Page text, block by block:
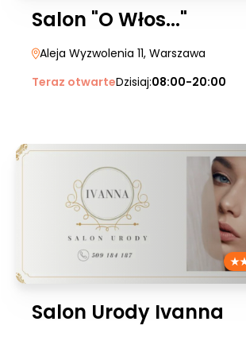
Salon "O Włos..."
Aleja Wyzwolenia 11, Warszawa
Teraz otwarteDzisiaj:08:00-20:00
Salon Urody Ivanna